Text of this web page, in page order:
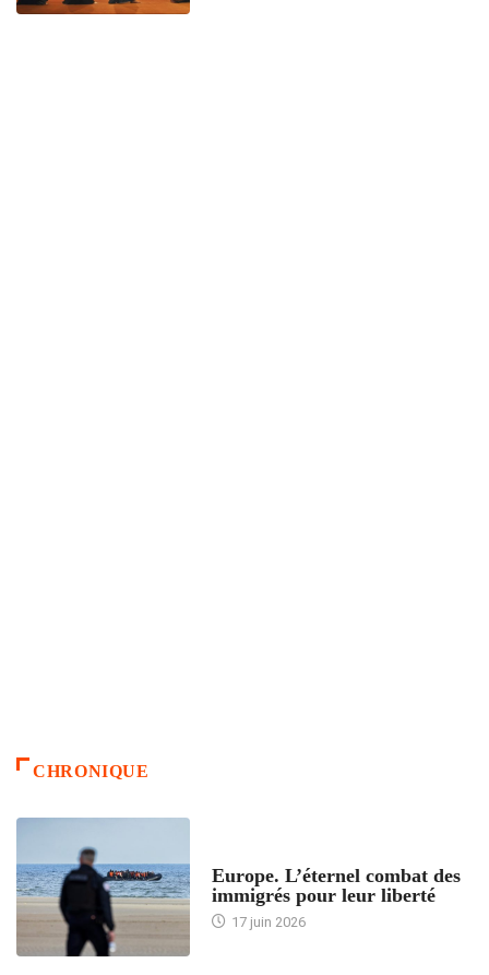
CHRONIQUE
Europe. L’éternel combat des
immigrés pour leur liberté
17 juin 2026